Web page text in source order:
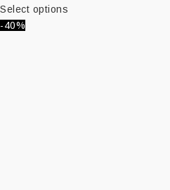
Select options
-40%